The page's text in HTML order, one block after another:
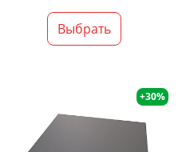
Выбрать
+30%